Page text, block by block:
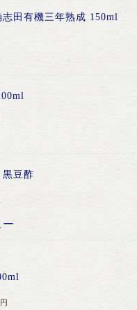
志田有機三年熟成 150ml
豆酢
円